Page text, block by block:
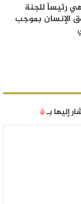
رئيساً للجنة
الإنسان بموجب
إليها بـ*